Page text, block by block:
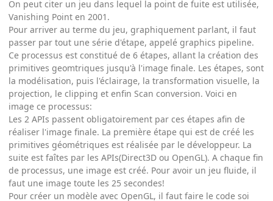
On peut citer un jeu dans lequel la point de fuite est utilisée,
Vanishing Point en 2001.
Pour arriver au terme du jeu, graphiquement parlant, il faut
passer par tout une série d'étape, appelé graphics pipeline.
Ce processus est constitué de 6 étapes, allant la création des
primitives geomtriques jusqu'à l'image finale. Les étapes, sont
la modélisation, puis l'éclairage, la transformation visuelle, la
projection, le clipping et enfin Scan conversion. Voici en
image ce processus:
Les 2 APIs passent obligatoirement par ces étapes afin de
réaliser l'image finale. La première étape qui est de créé les
primitives géométriques est réalisée par le développeur. La
suite est faîtes par les APIs(Direct3D ou OpenGL). A chaque fin
de processus, une image est créé. Pour avoir un jeu fluide, il
faut une image toute les 25 secondes!
Pour créer un modèle avec OpenGL, il faut faire le code soi